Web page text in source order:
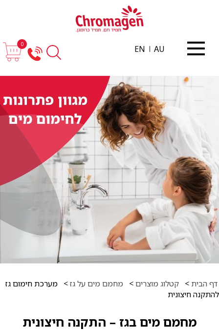
AU
EN
0
דף הבית > קטלוג מוצרים> מחמם מים על גז> מערכת חימום גז
להתקנה חיצונית
מחמם מים בגז – התקנה חיצונית